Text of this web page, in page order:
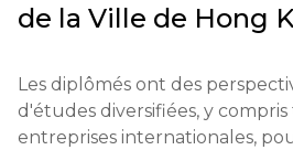
IELTS.
Conditions financières : Une
être nécessaire à des fins de
de la Ville de Hong
Les diplômés ont des
d'études diversifiées, y
entreprises internationales,